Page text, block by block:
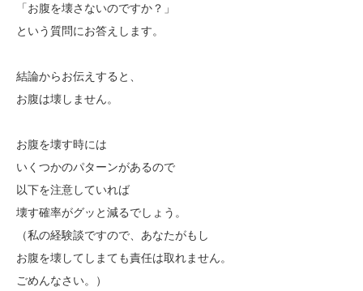
「お腹を壊さないのですか？」
という質問にお答えします。
結論からお伝えすると、
お腹は壊しません。
お腹を壊す時には
いくつかのパターンがあるので
以下を注意していれば
壊す確率がグッと減るでしょう。
（私の経験談ですので、あなたがもし
お腹を壊してしまても責任は取れません。
ごめんなさい。）